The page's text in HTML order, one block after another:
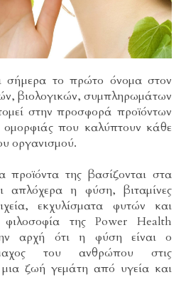
σήμερα το πρώτο όνομα στον
βιολογικών, συμπληρωμάτων
στην προσφορά προϊόντων
ομορφιάς που καλύπτουν κάθε
οργανισμού.
προϊόντα της βασίζονται στα
απλόχερα η φύση, βιταμίνες
εκχυλίσματα φυτών και
της Power Health
αρχή ότι η φύση είναι ο
του ανθρώπου στις
ζωή γεμάτη από υγεία και